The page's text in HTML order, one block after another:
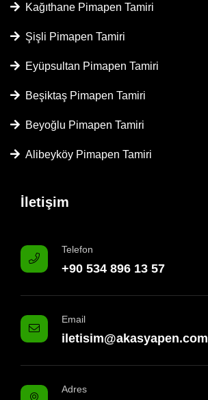
Kağıthane Pimapen Tamiri
Şişli Pimapen Tamiri
Eyüpsultan Pimapen Tamiri
Beşiktaş Pimapen Tamiri
Beyoğlu Pimapen Tamiri
Alibeyköy Pimapen Tamiri
İletişim
Telefon
+90 534 896 13 57
Email
iletisim@akasyapen.com
Adres